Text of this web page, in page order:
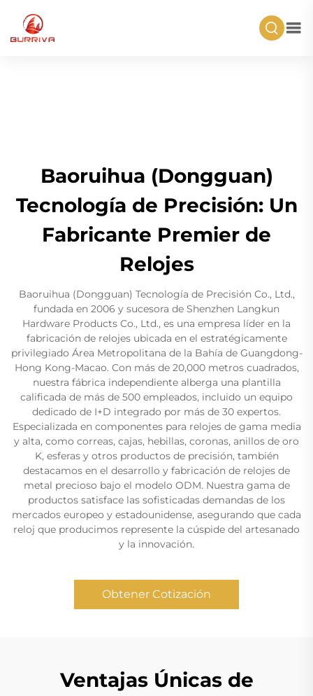
Baoruihua (Dongguan)
Tecnología de Precisión: Un
Fabricante Premier de
Relojes
Baoruihua (Dongguan) Tecnología de Precisión Co., Ltd.,
fundada en 2006 y sucesora de Shenzhen Langkun
Hardware Products Co., Ltd., es una empresa líder en la
fabricación de relojes ubicada en el estratégicamente
privilegiado Área Metropolitana de la Bahía de Guangdong-
Hong Kong-Macao. Con más de 20,000 metros cuadrados,
nuestra fábrica independiente alberga una plantilla
calificada de más de 500 empleados, incluido un equipo
dedicado de I+D integrado por más de 30 expertos.
Especializada en componentes para relojes de gama media
y alta, como correas, cajas, hebillas, coronas, anillos de oro
K, esferas y otros productos de precisión, también
destacamos en el desarrollo y fabricación de relojes de
metal precioso bajo el modelo ODM. Nuestra gama de
productos satisface las sofisticadas demandas de los
mercados europeo y estadounidense, asegurando que cada
reloj que producimos represente la cúspide del artesanado
y la innovación.
Obtener Cotización
Ventajas Únicas de